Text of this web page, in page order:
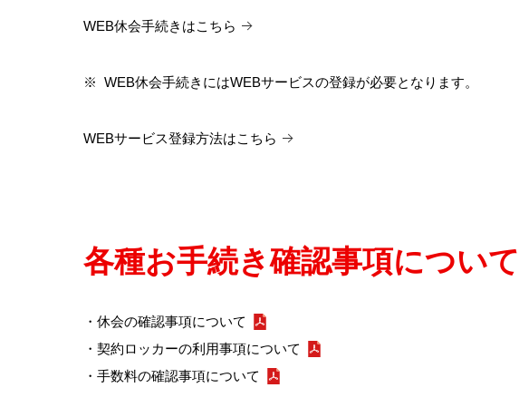
WEB休会手続きはこちら
※ WEB休会手続きにはWEBサービスの登録が必要となります。
WEBサービス登録方法はこちら
各種お手続き確認事項について
・休会の確認事項について
・契約ロッカーの利用事項について
・手数料の確認事項について